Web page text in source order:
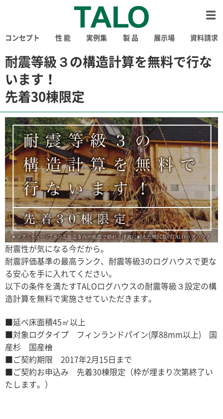
コンセプト 性 能 実例集 製 品 展示場 資料請求
耐震等級３の構造計算を無料で行な
います！
先着30棟限定
耐震性が気になる今だから。
耐震評価基準の最高ランク、耐震等級3のログハウスで更な
る安心を手に入れてください。
以下の条件を満たすTALOログハウスの耐震等級３設定の構
造計算を無料で実施させていただきます。
■延べ床面積45㎡以上
■対象ログタイプ フィンランドパイン(厚88mm以上) 国
産杉 国産檜
■ご契約期限 2017年2月15日まで
■ご契約お申込み 先着30棟限定（枠が埋まり次第終了い
たします。）